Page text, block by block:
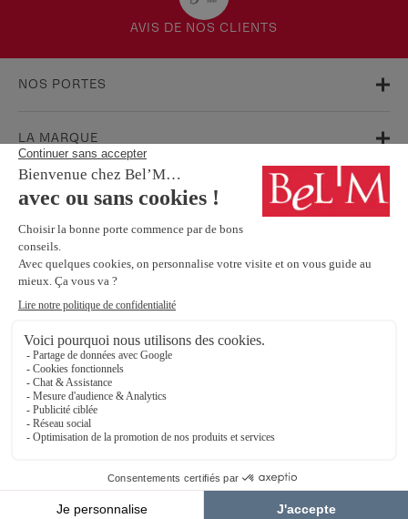
AVIS DE NOS CLIENTS
NOS PORTES
LA MARQUE
AIDE & SUPPORT
FAQ
Garanties
Service Après-Vente
BESOIN D'INFORMATIONS ? NOS CONSEILLERS SONT À VOTRE
SUIVEZ-NOUS SUR LES RÉSEAUX SOCIAUX !
Protection Des Données Personnelles
Éthique